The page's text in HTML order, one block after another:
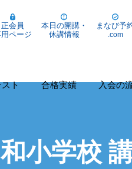
正会員
ページ
本日の開講・
休講情報
まなび予
.com
スト 合格実績 入会の
小学校